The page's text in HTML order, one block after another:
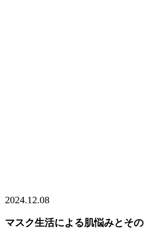
2024.12.08
マスク生活による肌悩みとその